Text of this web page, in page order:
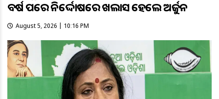
ବର୍ଷ ପରେ ନିର୍ଦ୍ଦୋଷରେ ଖଲାସ ହେଲେ ଅର୍ଜୁନ
August 5, 2026 | 10:16 PM